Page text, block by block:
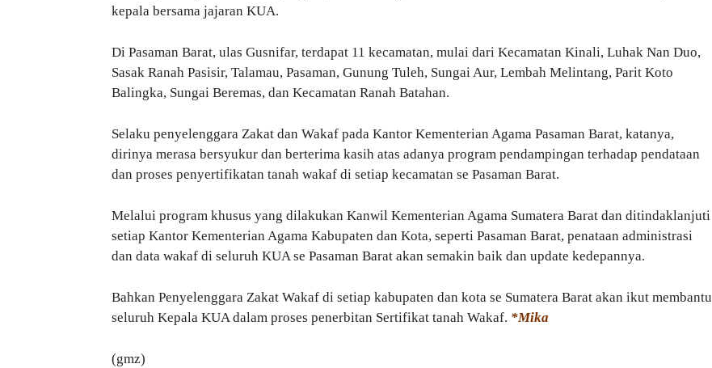
kepala bersama jajaran KUA.
Di Pasaman Barat, ulas Gusnifar, terdapat 11 kecamatan, mulai dari Kecamatan Kinali, Luhak Nan Duo,
Sasak Ranah Pasisir, Talamau, Pasaman, Gunung Tuleh, Sungai Aur, Lembah Melintang, Parit Koto
Balingka, Sungai Beremas, dan Kecamatan Ranah Batahan.
Selaku penyelenggara Zakat dan Wakaf pada Kantor Kementerian Agama Pasaman Barat, katanya,
dirinya merasa bersyukur dan berterima kasih atas adanya program pendampingan terhadap pendataan
dan proses penyertifikatan tanah wakaf di setiap kecamatan se Pasaman Barat.
Melalui program khusus yang dilakukan Kanwil Kementerian Agama Sumatera Barat dan ditindaklanjuti
setiap Kantor Kementerian Agama Kabupaten dan Kota, seperti Pasaman Barat, penataan administrasi
dan data wakaf di seluruh KUA se Pasaman Barat akan semakin baik dan update kedepannya.
Bahkan Penyelenggara Zakat Wakaf di setiap kabupaten dan kota se Sumatera Barat akan ikut membantu
seluruh Kepala KUA dalam proses penerbitan Sertifikat tanah Wakaf. *Mika
(gmz)